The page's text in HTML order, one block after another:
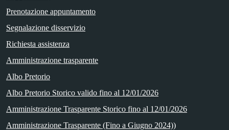
Prenotazione appuntamento
Segnalazione disservizio
Richiesta assistenza
Amministrazione trasparente
Albo Pretorio
Albo Pretorio Storico valido fino al 12/01/2026
Amministrazione Trasparente Storico fino al 12/01/2026
Amministrazione Trasparente (Fino a Giugno 2024))